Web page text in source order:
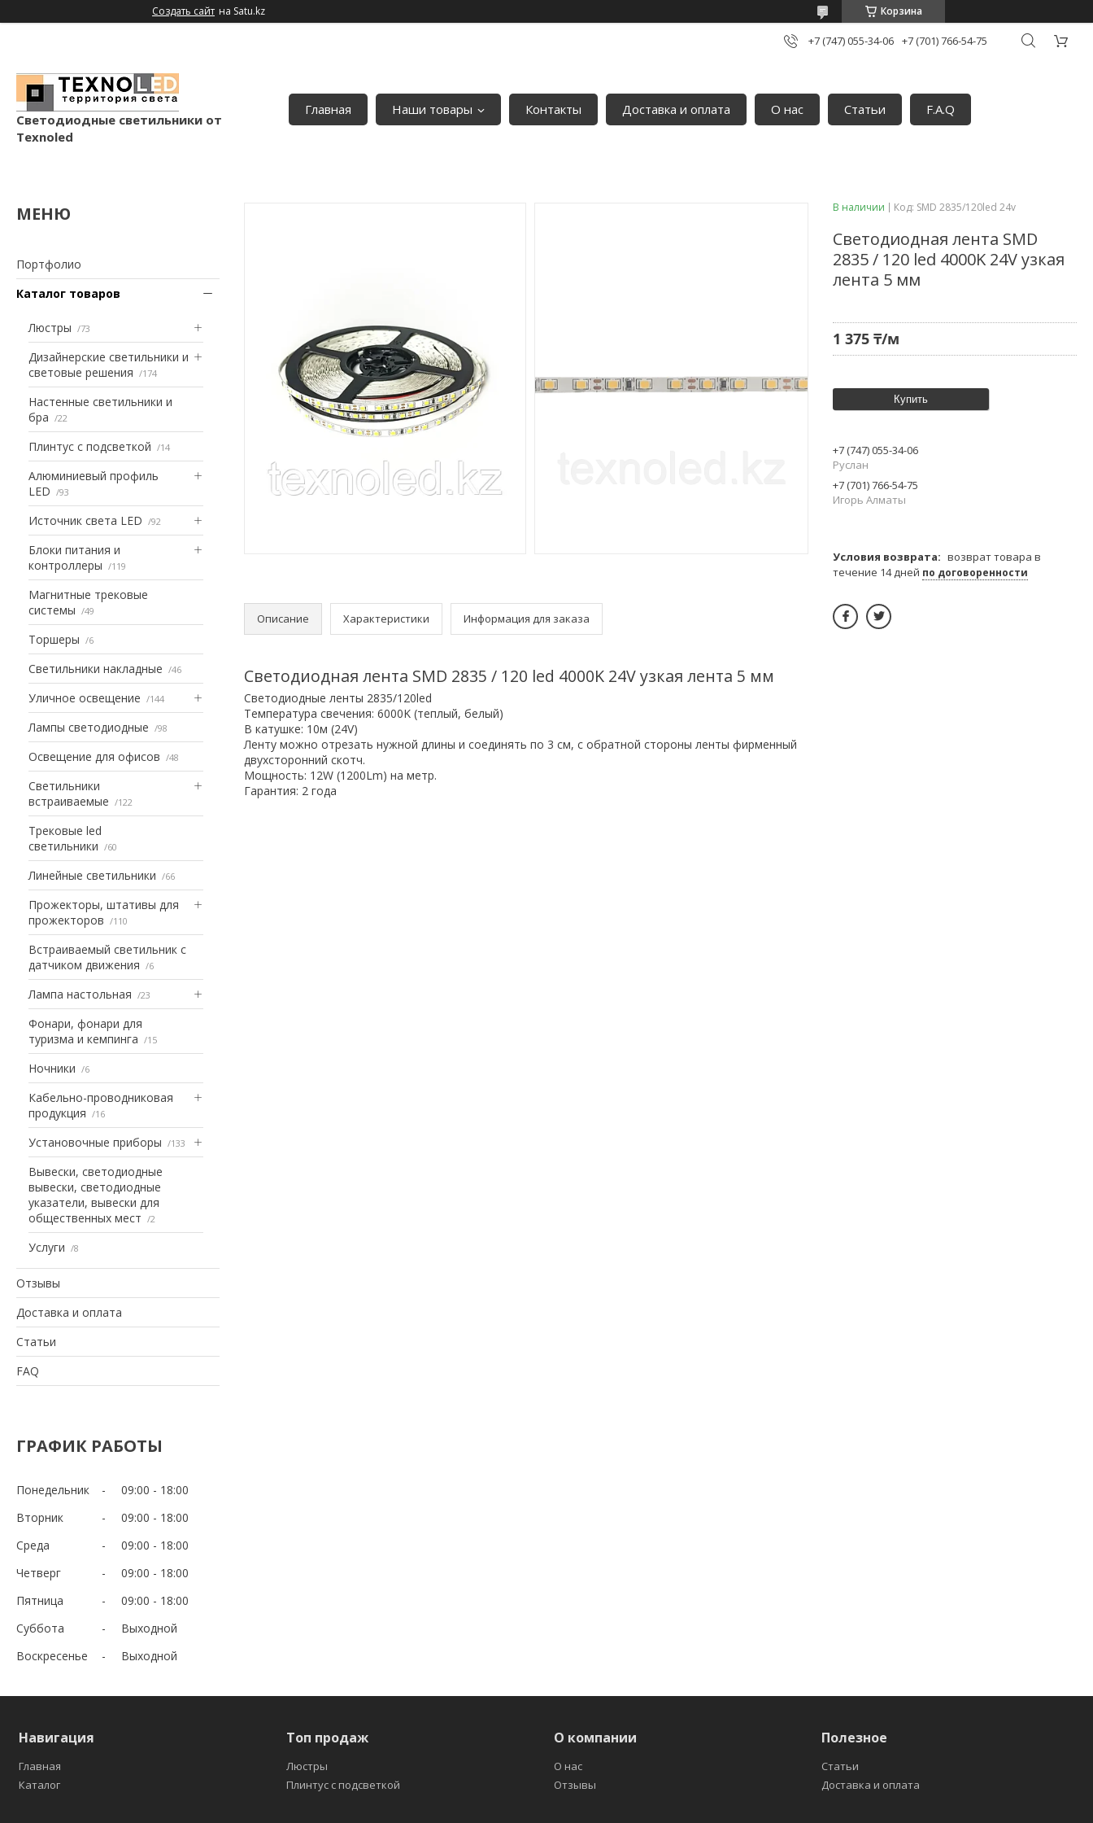
Создать сайт на Satu.kz Корзина
+7 (747) 055-34-06 +7 (701) 766-54-75
Светодиодные светильники от
Texnoled
Главная Наши товары Контакты Доставка и оплата О нас Статьи F.A.Q
Портфолио
Каталог товаров
Люстры 73
Дизайнерские светильники и
световые решения
174
Настенные светильники и
бра
22
Плинтус с подсветкой 14
Алюминиевый профиль
LED
93
Источник света LED 92
Блоки питания и
контроллеры
119
Магнитные трековые
системы
49
Торшеры 6
Светильники накладные 46
Уличное освещение 144
Лампы светодиодные 98
Освещение для офисов 48
Светильники
встраиваемые
122
Трековые led
светильники
60
Линейные светильники 66
Прожекторы, штативы для
прожекторов
110
Встраиваемый светильник с
датчиком движения
6
Лампа настольная 23
Фонари, фонари для
туризма и кемпинга
15
Ночники 6
Кабельно-проводниковая
продукция
16
Установочные приборы 133
Вывески, светодиодные
вывески, светодиодные
указатели, вывески для
общественных мест
2
Услуги 8
Отзывы
Доставка и оплата
Статьи
FAQ
ГРАФИК РАБОТЫ
Понедельник 09:00
18:00
Вторник
09:00
18:00
Среда
09:00
18:00
Четверг
09:00
18:00
Пятница
09:00
18:00
Суббота
Выходной
Воскресенье
Выходной
Описание Характеристики Информация для заказа
Светодиодная лента SMD 2835 / 120 led 4000K 24V узкая лента 5 мм
Светодиодные ленты 2835/120led
Температура свечения: 6000K (теплый, белый)
В катушке: 10м (24V)
Ленту можно отрезать нужной длины и соединять по 3 см, с обратной стороны ленты фирменный
двухсторонний скотч.
Мощность: 12W (1200Lm) на метр.
Гарантия: 2 года
В наличии Код: SMD 2835/120led 24v
Светодиодная лента SMD
2835 / 120 led 4000K 24V узкая
лента 5 мм
1 375 ₸/м
Купить
+7 (747) 055-34-06
Руслан
+7 (701) 766-54-75
Игорь Алматы
возврат товара в
течение 14 дней по договоренности
Навигация
Главная
Каталог
Топ продаж
Люстры
Плинтус с подсветкой
О компании
О нас
Отзывы
Полезное
Статьи
Доставка и оплата